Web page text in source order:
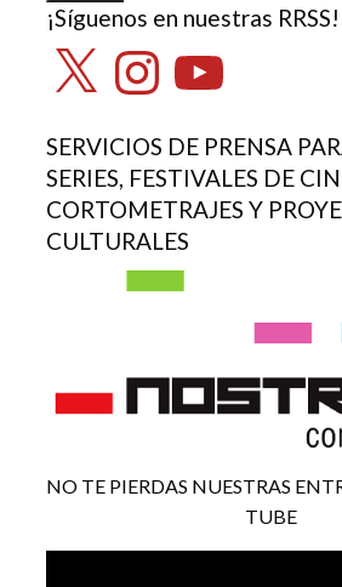
¡Síguenos en nuestras RRSS!
X InstagramYouTube
SERVICIOS DE PRENSA
SERIES, FESTIVALES DE
CORTOMETRAJES Y
CULTURALES
NO TE PIERDAS NUESTRAS
TUBE